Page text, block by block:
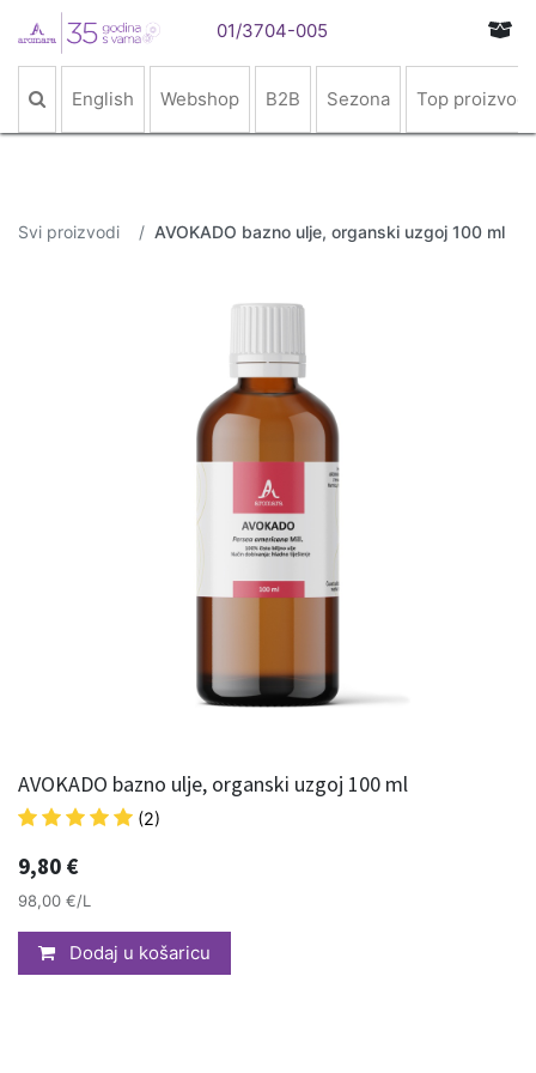
01/3704-005
English Webshop B2B Sezona Top proizvodi
Svi proizvodi AVOKADO bazno ulje, organski uzgoj 100 ml
AVOKADO bazno ulje, organski uzgoj 100 ml
(2)
9,80 €
98,00 €/L
Dodaj u košaricu